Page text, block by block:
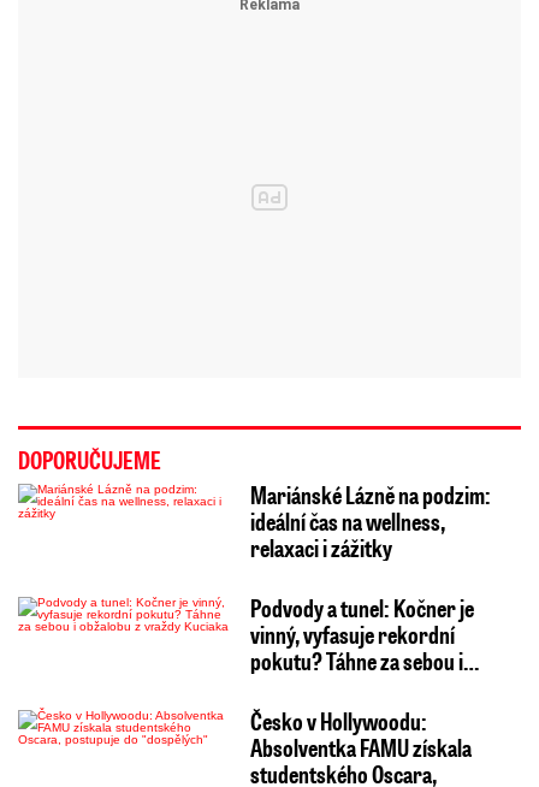
DOPORUČUJEME
Mariánské Lázně na podzim:
ideální čas na wellness,
relaxaci i zážitky
Podvody a tunel: Kočner je
vinný, vyfasuje rekordní
pokutu? Táhne za sebou i…
Česko v Hollywoodu:
Absolventka FAMU získala
studentského Oscara,